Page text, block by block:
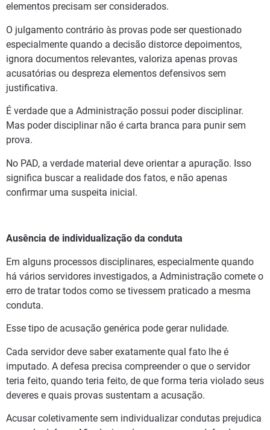
elementos precisam ser considerados.
O julgamento contrário às provas pode ser questionado
especialmente quando a decisão distorce depoimentos,
ignora documentos relevantes, valoriza apenas provas
acusatórias ou despreza elementos defensivos sem
justificativa.
É verdade que a Administração possui poder disciplinar.
Mas poder disciplinar não é carta branca para punir sem
prova.
No PAD, a verdade material deve orientar a apuração. Isso
significa buscar a realidade dos fatos, e não apenas
confirmar uma suspeita inicial.
Ausência de individualização da conduta
Em alguns processos disciplinares, especialmente quando
há vários servidores investigados, a Administração comete o
erro de tratar todos como se tivessem praticado a mesma
conduta.
Esse tipo de acusação genérica pode gerar nulidade.
Cada servidor deve saber exatamente qual fato lhe é
imputado. A defesa precisa compreender o que o servidor
teria feito, quando teria feito, de que forma teria violado seus
deveres e quais provas sustentam a acusação.
Acusar coletivamente sem individualizar condutas prejudica